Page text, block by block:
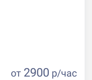
от 2900 р/час